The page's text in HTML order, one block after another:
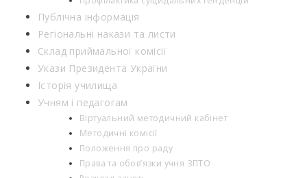
Публічна інформація
Регіональні накази та листи
Склад приймальної комісії
Укази Президента України
Історія училища
Учням і педагогам
Віртуальний методичний кабінет
Методичні комісії
Положення про раду
Права та обов’язки учня ЗПТО